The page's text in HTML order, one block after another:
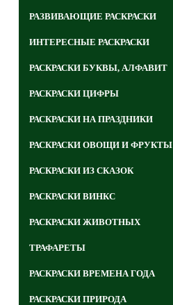
РАЗВИВАЮЩИЕ РАСКРАСКИ
ИНТЕРЕСНЫЕ РАСКРАСКИ
РАСКРАСКИ БУКВЫ, АЛФАВИТ
РАСКРАСКИ ЦИФРЫ
РАСКРАСКИ НА ПРАЗДНИКИ
РАСКРАСКИ ОВОЩИ И ФРУКТЫ
РАСКРАСКИ ИЗ СКАЗОК
РАСКРАСКИ ВИНКС
РАСКРАСКИ ЖИВОТНЫХ
ТРАФАРЕТЫ
РАСКРАСКИ ВРЕМЕНА ГОДА
РАСКРАСКИ ПРИРОДА